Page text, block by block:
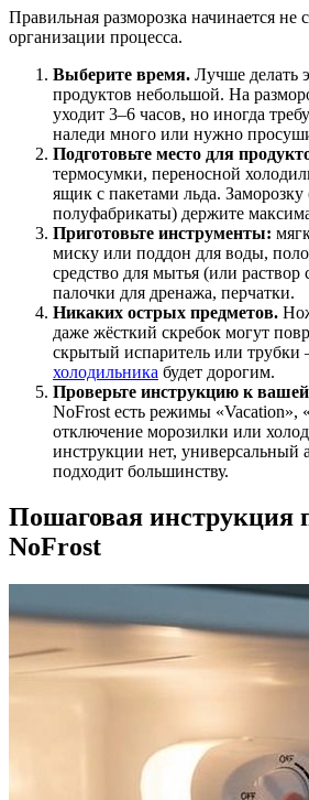
Правильная разморозка начинается не
организации процесса.
Выберите время. Лучше делать
продуктов небольшой. На
уходит 3–6 часов, но иногда
наледи много или нужно
Подготовьте место для
термосумки, переносной
ящик с пакетами льда. Заморозку
полуфабрикаты) держите
Приготовьте инструменты:
миску или поддон для воды,
средство для мытья (или
палочки для дренажа, перчатки.
Никаких острых предметов.
даже жёсткий скребок могут
скрытый испаритель или
холодильника будет дорогим.
Проверьте инструкцию к
NoFrost есть режимы «Vacation»,
отключение морозилки или
инструкции нет, универсальный
подходит большинству.
Пошаговая инструкция
NoFrost